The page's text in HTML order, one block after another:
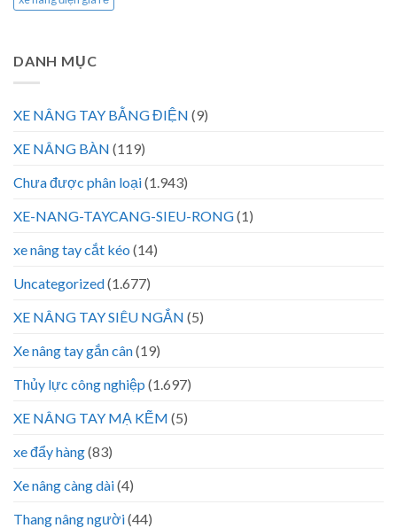
DANH MỤC
XE NÂNG TAY BẰNG ĐIỆN (9)
XE NÂNG BÀN (119)
Chưa được phân loại(1.943)
XE-NANG-TAYCANG-SIEU-RONG(1)
xe nâng tay cắt kéo (14)
Uncategorized(1.677)
XE NÂNG TAY SIÊU NGẮN (5)
Xe nâng tay gắn cân(19)
Thủy lực công nghiệp (1.697)
XE NÂNG TAY MẠ KẼM (5)
xe đẩy hàng(83)
Xe nâng càng dài(4)
Thang nâng người(44)